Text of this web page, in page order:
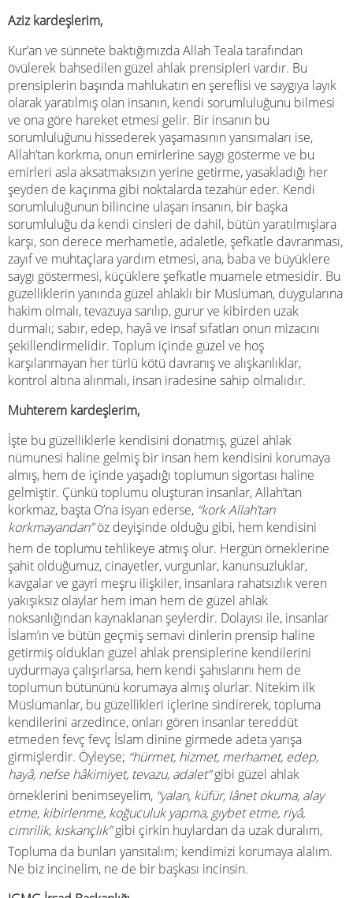
Aziz kardeşlerim,
Kur’an ve sünnete baktığımızda Allah Teala tarafından
övülerek bahsedilen güzel ahlak prensipleri vardır. Bu
prensiplerin başında mahlukatın en şereflisi ve saygıya layık
olarak yaratılmış olan insanın, kendi sorumluluğunu bilmesi
ve ona göre hareket etmesi gelir. Bir insanın bu
sorumluluğunu hissederek yaşamasının yansımaları ise,
Allah’tan korkma, onun emirlerine saygı gösterme ve bu
emirleri asla aksatmaksızın yerine getirme, yasakladığı her
şeyden de kaçınma gibi noktalarda tezahür eder. Kendi
sorumluluğunun bilincine ulaşan insanın, bir başka
sorumluluğu da kendi cinsleri de dahil, bütün yaratılmışlara
karşı, son derece merhametle, adaletle, şefkatle davranması,
zayıf ve muhtaçlara yardım etmesi, ana, baba ve büyüklere
saygı göstermesi, küçüklere şefkatle muamele etmesidir. Bu
güzelliklerin yanında güzel ahlaklı bir Müslüman, duygularına
hakim olmalı, tevazuya sarılıp, gurur ve kibirden uzak
durmalı; sabır, edep, hayâ ve insaf sıfatları onun mizacını
şekillendirmelidir. Toplum içinde güzel ve hoş
karşılanmayan her türlü kötü davranış ve alışkanlıklar,
kontrol altına alınmalı, insan iradesine sahip olmalıdır.
Muhterem kardeşlerim,
İşte bu güzelliklerle kendisini donatmış, güzel ahlak
nümunesi haline gelmiş bir insan hem kendisini korumaya
almış, hem de içinde yaşadığı toplumun sigortası haline
gelmiştir. Çünkü toplumu oluşturan insanlar, Allah’tan
korkmaz, başta O’na isyan ederse, “kork Allah’tan
korkmayandan” öz deyişinde olduğu gibi, hem kendisini
hem de toplumu tehlikeye atmış olur. Hergün örneklerine
şahit olduğumuz, cinayetler, vurgunlar, kanunsuzluklar,
kavgalar ve gayri meşru ilişkiler, insanlara rahatsızlık veren
yakışıksız olaylar hem iman hem de güzel ahlak
noksanlığından kaynaklanan şeylerdir. Dolayısı ile, insanlar
İslam’ın ve bütün geçmiş semavi dinlerin prensip haline
getirmiş oldukları güzel ahlak prensiplerine kendilerini
uydurmaya çalışırlarsa, hem kendi şahıslarını hem de
toplumun bütününü korumaya almış olurlar. Nitekim ilk
Müslümanlar, bu güzellikleri içlerine sindirerek, topluma
kendilerini arzedince, onları gören insanlar tereddüt
etmeden fevç fevç İslam dinine girmede adeta yarışa
girmişlerdir. Öyleyse; “hürmet, hizmet, merhamet, edep,
hayâ, nefse hâkimiyet, tevazu, adalet”gibi güzel ahlak
örneklerini benimseyelim, “yalan, küfür, lânet okuma, alay
etme, kibirlenme, koğuculuk yapma, gıybet etme, riyâ,
cimrilik, kıskançlık”gibi çirkin huylardan da uzak duralım,
Topluma da bunları yansıtalım; kendimizi korumaya alalım.
Ne biz incinelim, ne de bir başkası incinsin.